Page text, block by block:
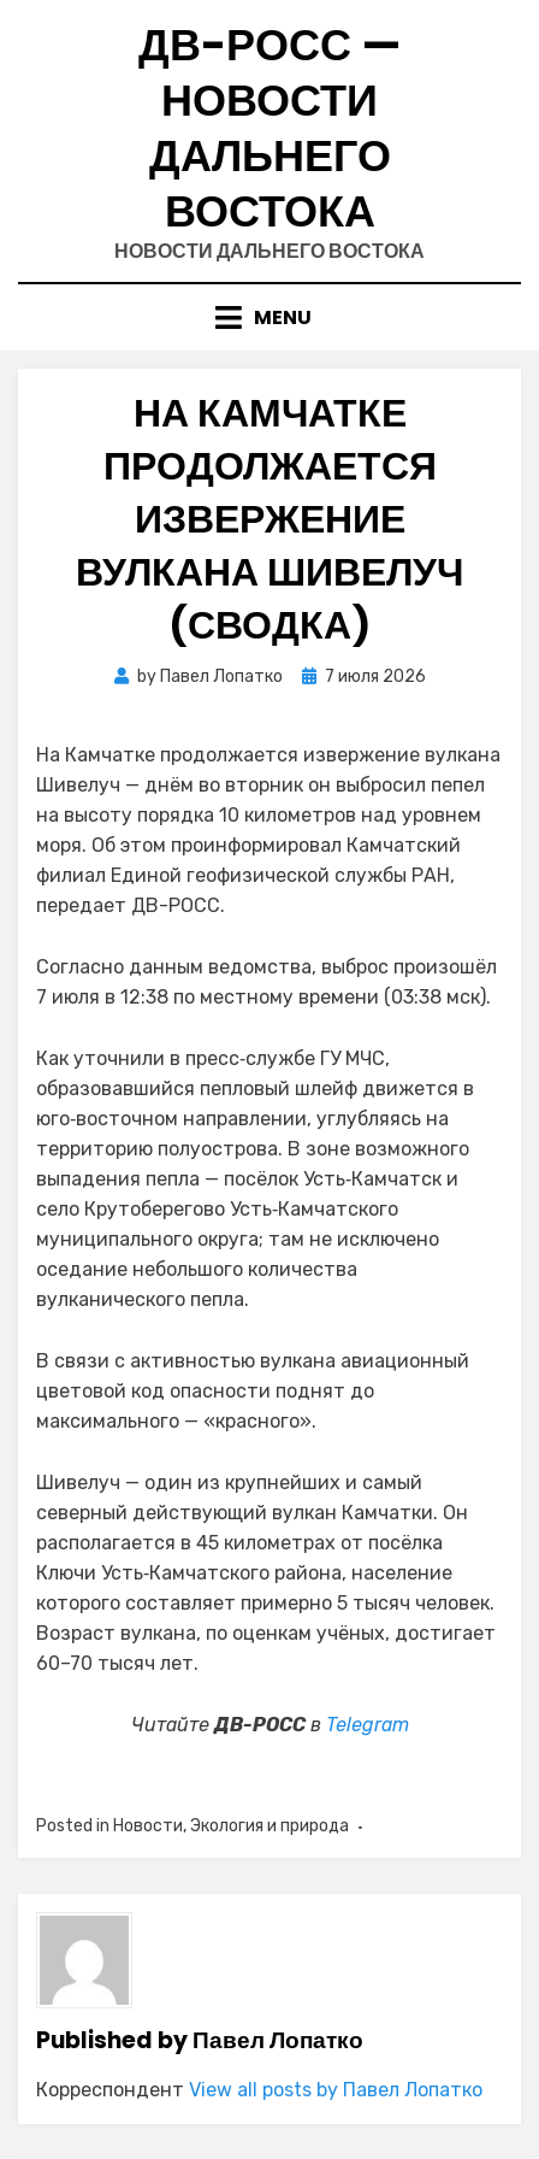
ДВ-РОСС —
НОВОСТИ
ДАЛЬНЕГО
ВОСТОКА
НОВОСТИ ДАЛЬНЕГО ВОСТОКА
MENU
НА КАМЧАТКЕ
ПРОДОЛЖАЕТСЯ
ИЗВЕРЖЕНИЕ
ВУЛКАНА ШИВЕЛУЧ
(СВОДКА)
by Павел Лопатко
Posted
7 июля 2026
На Камчатке продолжается извержение вулкана
Шивелуч — днём во вторник он выбросил пепел
на высоту порядка 10 километров над уровнем
моря. Об этом проинформировал Камчатский
филиал Единой геофизической службы РАН,
передает ДВ-РОСС.
Согласно данным ведомства, выброс произошёл
7 июля в 12:38 по местному времени (03:38 мск).
Как уточнили в пресс‑службе ГУ МЧС,
образовавшийся пепловый шлейф движется в
юго‑восточном направлении, углубляясь на
территорию полуострова. В зоне возможного
выпадения пепла — посёлок Усть‑Камчатск и
село Крутоберегово Усть‑Камчатского
муниципального округа; там не исключено
оседание небольшого количества
вулканического пепла.
В связи с активностью вулкана авиационный
цветовой код опасности поднят до
максимального — «красного».
Шивелуч — один из крупнейших и самый
северный действующий вулкан Камчатки. Он
располагается в 45 километрах от посёлка
Ключи Усть‑Камчатского района, население
которого составляет примерно 5 тысяч человек.
Возраст вулкана, по оценкам учёных, достигает
60–70 тысяч лет.
ЧитайтеДВ-РОССв Telegram
Posted in Новости,Экология и природа
Published byПавел Лопатко
Корреспондент View all posts by Павел Лопатко